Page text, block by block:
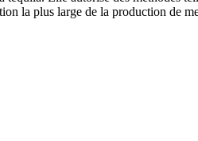
la plus large de la production de